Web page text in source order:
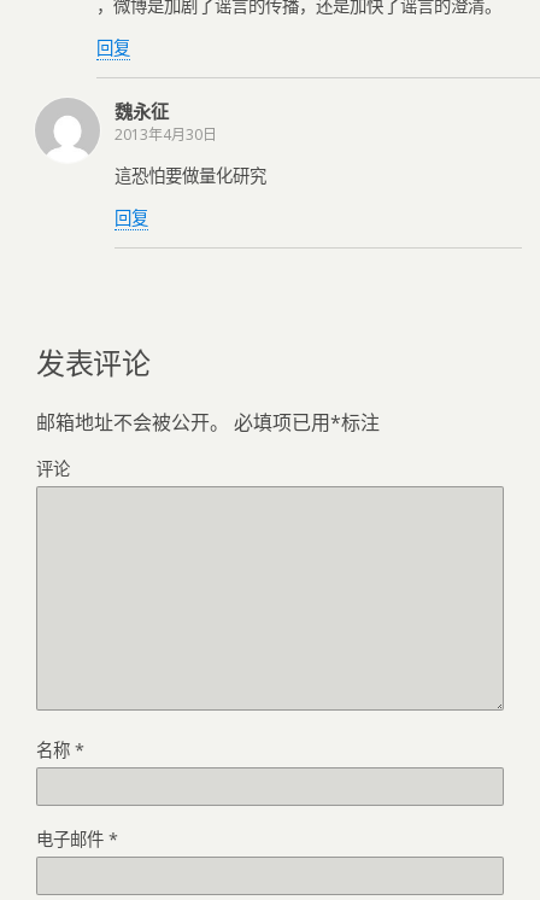
，微博是加剧了谣言的传播，还是加快了谣言的澄清。
回复
魏永征
2013年4月30日
這恐怕要做量化研究
回复
发表评论
邮箱地址不会被公开。 必填项已用*标注
评论
名称 *
电子邮件 *